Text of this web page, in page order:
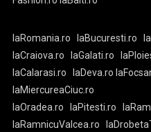
laRomania.ro laBucuresti.ro
laCraiova.ro
laGalati.ro
laCalarasi.ro
laDeva.ro
laMiercureaCiuc.ro
laOradea.ro
laPitesti.ro
laRamnicuValcea.ro